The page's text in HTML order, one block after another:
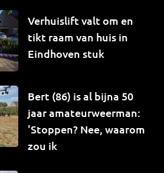
Verhuislift valt om en
tikt raam van huis in
Eindhoven stuk
Bert (86) is al bijna 50
jaar amateurweerman:
'Stoppen? Nee, waarom
zou ik